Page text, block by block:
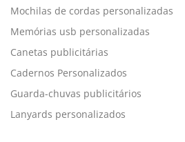
Mochilas de cordas personalizadas
Memórias usb personalizadas
Canetas publicitárias
Cadernos Personalizados
Guarda-chuvas publicitários
Lanyards personalizados